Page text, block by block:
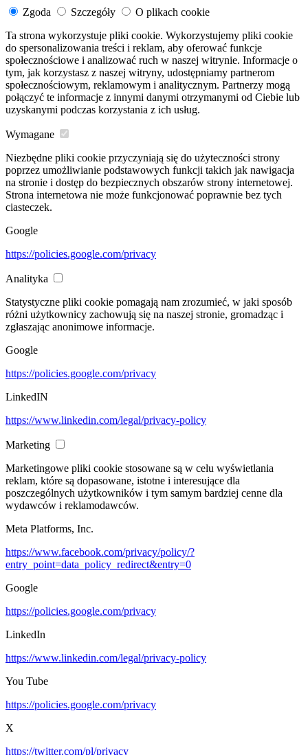
Zgoda Szczegóły
O plikach cookie
Ta strona wykorzystuje pliki cookie. Wykorzystujemy pliki cookie
do spersonalizowania treści i reklam, aby oferować funkcje
społecznościowe i analizować ruch w naszej witrynie. Informacje o
tym, jak korzystasz z naszej witryny, udostępniamy partnerom
społecznościowym, reklamowym i analitycznym. Partnerzy mogą
połączyć te informacje z innymi danymi otrzymanymi od Ciebie lub
uzyskanymi podczas korzystania z ich usług.
Wymagane
Niezbędne pliki cookie przyczyniają się do użyteczności strony
poprzez umożliwianie podstawowych funkcji takich jak nawigacja
na stronie i dostęp do bezpiecznych obszarów strony internetowej.
Strona internetowa nie może funkcjonować poprawnie bez tych
ciasteczek.
Google
https://policies.google.com/privacy
Analityka
Statystyczne pliki cookie pomagają nam zrozumieć, w jaki sposób
różni użytkownicy zachowują się na naszej stronie, gromadząc i
zgłaszając anonimowe informacje.
Google
https://policies.google.com/privacy
LinkedIN
https://www.linkedin.com/legal/privacy-policy
Marketing
Marketingowe pliki cookie stosowane są w celu wyświetlania
reklam, które są dopasowane, istotne i interesujące dla
poszczególnych użytkowników i tym samym bardziej cenne dla
wydawców i reklamodawców.
Meta Platforms, Inc.
https://www.facebook.com/privacy/policy/?
entry_point=data_policy_redirect&entry=0
Google
https://policies.google.com/privacy
LinkedIn
https://www.linkedin.com/legal/privacy-policy
You Tube
https://policies.google.com/privacy
X
https://twitter.com/pl/privacy